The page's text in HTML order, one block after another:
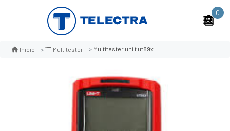
0
Inicio Multitester Multitester uni t ut89x